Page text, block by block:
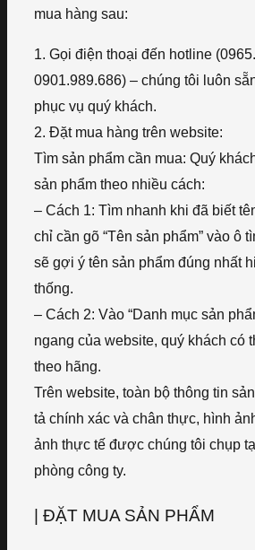
mua hàng sau:
1. Gọi điện thoại đến hotline
0901.989.686) – chúng tôi luôn
phục vụ quý khách.
2. Đặt mua hàng trên website:
Tìm sản phẩm cần mua: Quý
sản phẩm theo nhiều cách:
– Cách 1: Tìm nhanh khi đã biết
chỉ cần gõ “Tên sản phẩm” vào ô
sẽ gợi ý tên sản phẩm đúng nhất
thống.
– Cách 2: Vào “Danh mục sản
ngang của website, quý khách có
theo hãng.
Trên website, toàn bộ thông tin
tả chính xác và chân thực, hình
ảnh thực tế được chúng tôi chụp
phòng công ty.
| ĐẶT MUA SẢN PHẨM